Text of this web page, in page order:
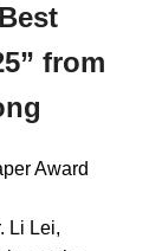
from
Award
Li Lei,